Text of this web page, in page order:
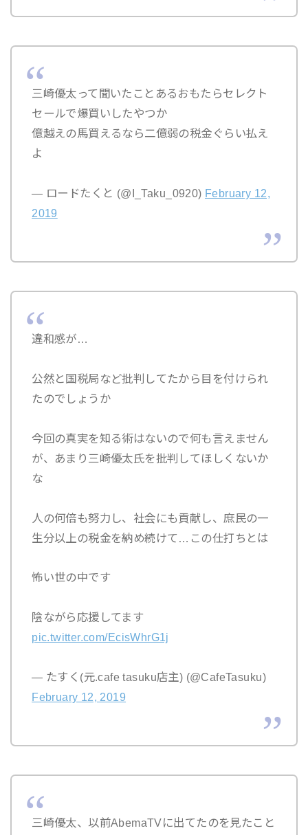
三崎優太って聞いたことあるおもたらセレクト
セールで爆買いしたやつか
億越えの馬買えるなら二億弱の税金ぐらい払え
よ
— ロードたくと (@I_Taku_0920) February 12,
2019
違和感が…
公然と国税局など批判してたから目を付けられ
たのでしょうか
今回の真実を知る術はないので何も言えません
が、あまり三崎優太氏を批判してほしくないか
な
人の何倍も努力し、社会にも貢献し、庶民の一
生分以上の税金を納め続けて…この仕打ちとは
怖い世の中です
陰ながら応援してます
pic.twitter.com/EcisWhrG1j
— たすく(元.cafe tasuku店主) (@CafeTasuku)
February 12, 2019
三崎優太、以前AbemaTVに出てたのを見たこと